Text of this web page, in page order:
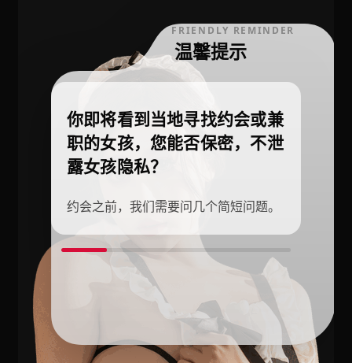
FRIENDLY REMINDER
温馨提示
你即将看到当地寻找约会或兼
职的女孩，您能否保密，不泄
露女孩隐私？
约会之前，我们需要问几个简短问题。